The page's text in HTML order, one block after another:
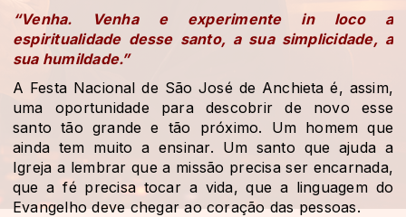
“Venha. Venha e experimente in loco a
espiritualidade desse santo, a sua simplicidade, a
sua humildade.”
A Festa Nacional de São José de Anchieta é, assim,
uma oportunidade para descobrir de novo esse
santo tão grande e tão próximo. Um homem que
ainda tem muito a ensinar. Um santo que ajuda a
Igreja a lembrar que a missão precisa ser encarnada,
que a fé precisa tocar a vida, que a linguagem do
Evangelho deve chegar ao coração das pessoas.